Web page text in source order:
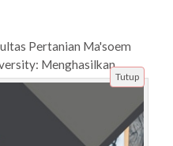
Pertanian Ma'soem
Menghasilkan
Unggul di BidangTutup